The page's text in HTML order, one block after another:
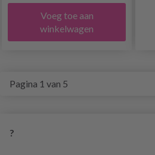
Voeg toe aan
winkelwagen
Pagina 1 van 5
?